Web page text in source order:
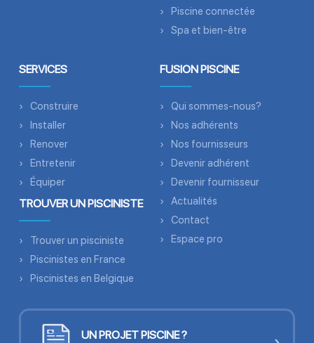
Piscine connectée
Spa et bien-être
SERVICES
Construire
Installer
Renover
Entretenir
Équiper
TROUVER UN PISCINISTE
Trouver un pisciniste
Piscinistes en France
Piscinistes en Belgique
FUSION PISCINE
Qui sommes-nous?
Nos adhérents
Nos fournisseurs
Devenir adhérent
Devenir fournisseur
Actualités
Contact
Espace pro
UN PROJET PISCINE ?